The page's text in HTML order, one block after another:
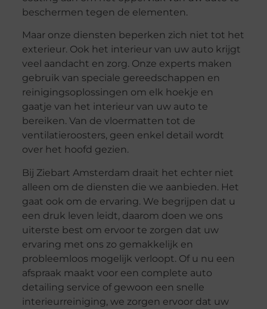
beschermen tegen de elementen.
Maar onze diensten beperken zich niet tot het
exterieur. Ook het interieur van uw auto krijgt
veel aandacht en zorg. Onze experts maken
gebruik van speciale gereedschappen en
reinigingsoplossingen om elk hoekje en
gaatje van het interieur van uw auto te
bereiken. Van de vloermatten tot de
ventilatieroosters, geen enkel detail wordt
over het hoofd gezien.
Bij Ziebart Amsterdam draait het echter niet
alleen om de diensten die we aanbieden. Het
gaat ook om de ervaring. We begrijpen dat u
een druk leven leidt, daarom doen we ons
uiterste best om ervoor te zorgen dat uw
ervaring met ons zo gemakkelijk en
probleemloos mogelijk verloopt. Of u nu een
afspraak maakt voor een complete auto
detailing service of gewoon een snelle
interieurreiniging, we zorgen ervoor dat uw